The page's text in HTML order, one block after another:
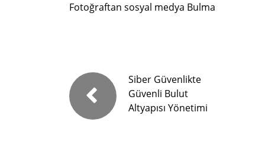
Fotoğraftan sosyal medya Bulma
Siber Güvenlikte
Güvenli Bulut
Altyapısı Yönetimi